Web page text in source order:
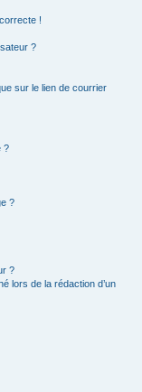
!
?
sur le lien de courrier
?
?
?
lors de la rédaction d’un